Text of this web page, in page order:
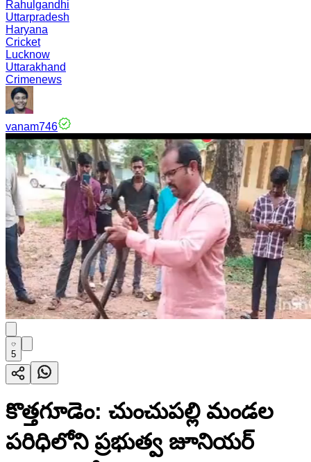
Rahulgandhi
Uttarpradesh
Haryana
Cricket
Lucknow
Uttarakhand
Crimenews
vanam746
5
కొత్తగూడెం: చుంచుపల్లి మండల
పరిధిలోని ప్రభుత్వ జూనియర్